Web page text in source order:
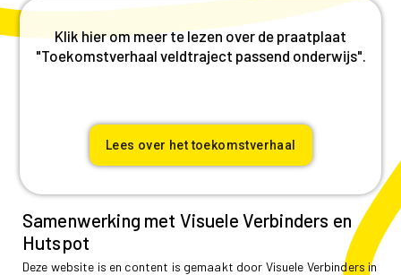
Klik hier om meer te lezen over de praatplaat
"Toekomstverhaal veldtraject passend onderwijs".
Lees over het toekomstverhaal
Samenwerking met Visuele Verbinders en
Hutspot
Deze website is en content is gemaakt door Visuele Verbinders in